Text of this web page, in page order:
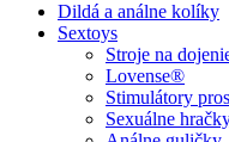
Dildá a análne kolíky
Sextoys
Stroje na
Lovense®
Stimulátory
Sexuálne